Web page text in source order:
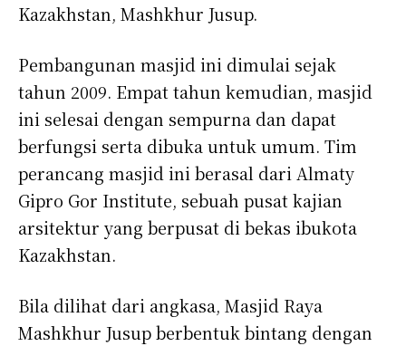
Kazakhstan, Mashkhur Jusup.
Pembangunan masjid ini dimulai sejak
tahun 2009. Empat tahun kemudian, masjid
ini selesai dengan sempurna dan dapat
berfungsi serta dibuka untuk umum. Tim
perancang masjid ini berasal dari Almaty
Gipro Gor Institute, sebuah pusat kajian
arsitektur yang berpusat di bekas ibukota
Kazakhstan.
Bila dilihat dari angkasa, Masjid Raya
Mashkhur Jusup berbentuk bintang dengan